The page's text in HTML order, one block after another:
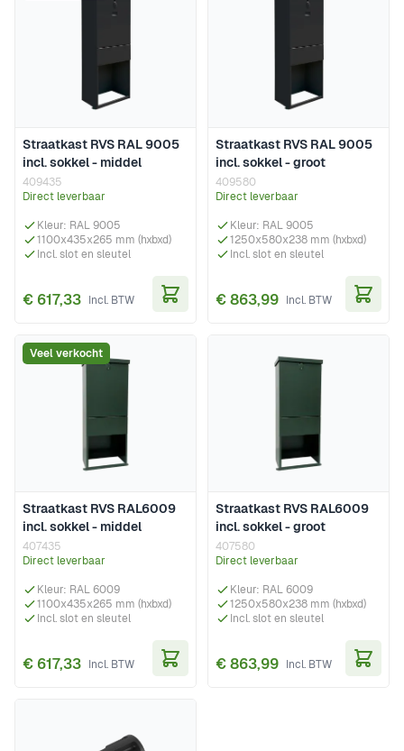
Straatkast RVS RAL 9005
incl. sokkel - middel
409435
Direct leverbaar
Kleur: RAL 9005
1100x435x265 mm (hxbxd)
Incl. slot en sleutel
€ 617,33
Straatkast RVS RAL 9005
incl. sokkel - groot
409580
Direct leverbaar
Kleur: RAL 9005
1250x580x238 mm (hxbxd)
Incl. slot en sleutel
€ 863,99
Straatkast RVS RAL6009
incl. sokkel - middel
407435
Direct leverbaar
Kleur: RAL 6009
1100x435x265 mm (hxbxd)
Incl. slot en sleutel
€ 617,33
Veel verkocht
Straatkast RVS RAL6009
incl. sokkel - groot
407580
Direct leverbaar
Kleur: RAL 6009
1250x580x238 mm (hxbxd)
Incl. slot en sleutel
€ 863,99